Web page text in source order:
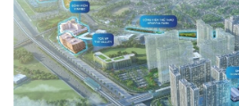
phạm tội
Xem thêm
Sống tại thành